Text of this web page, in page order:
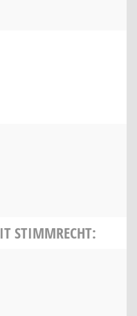
STIMMRECHT: